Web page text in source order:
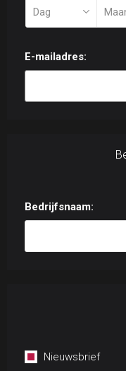
E-mailadres:
Bedrijfsnaam:
Nieuwsbrief